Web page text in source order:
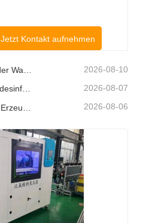
Jetzt Kontakt aufnehmen
2026-08-10
UVC-Licht zur Lebensmitteldesinfektion 2026-08-07
2026-08-06